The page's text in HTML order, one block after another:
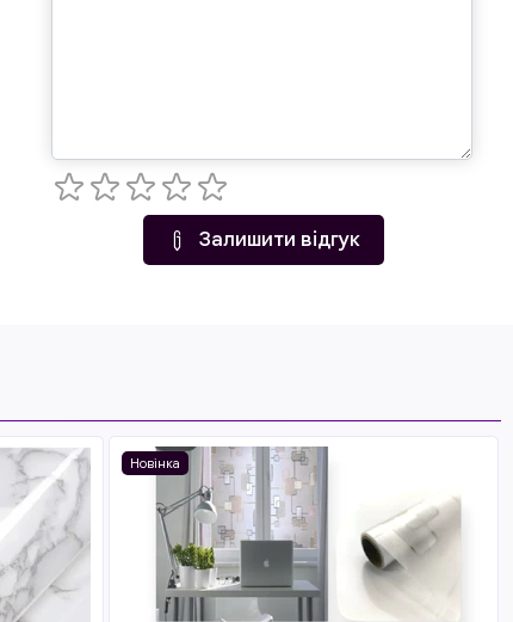
Залишити відгук
Новінка